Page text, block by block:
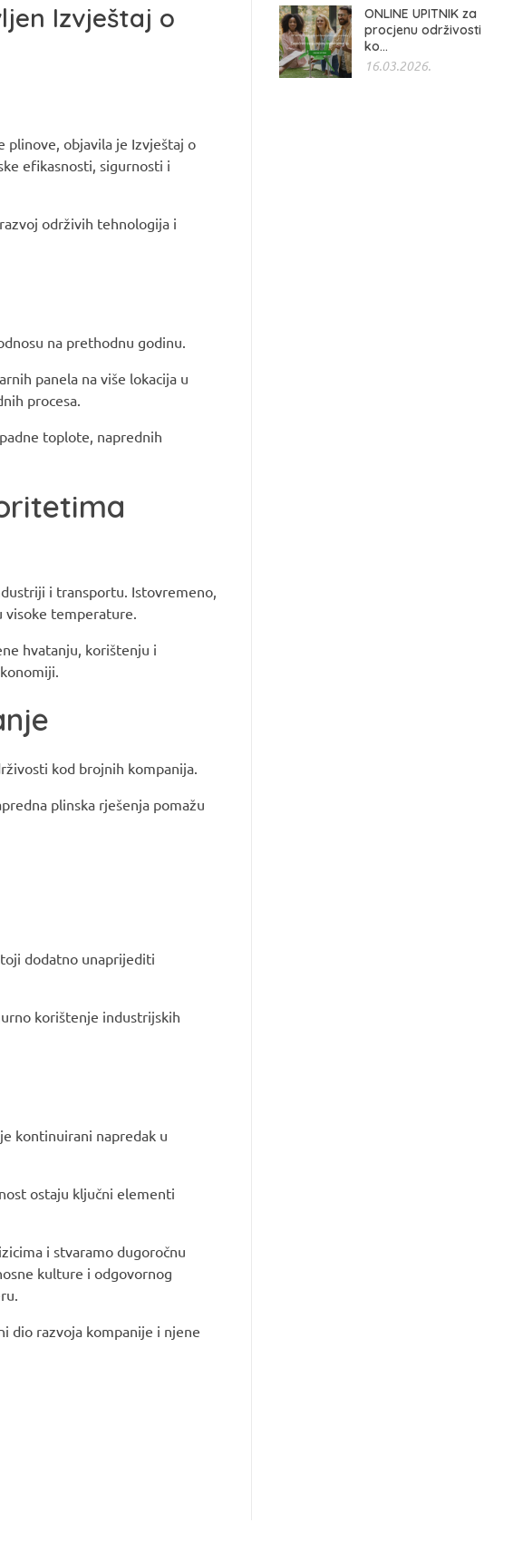
Izvještaj o
plinove, objavila je Izvještaj o
efikasnosti, sigurnosti i
održivih tehnologija i
na prethodnu godinu.
panela na više lokacija u
procesa.
toplote, naprednih
i transportu. Istovremeno,
temperature.
hvatanju, korištenju i
kod brojnih kompanija.
plinska rješenja pomažu
dodatno unaprijediti
korištenje industrijskih
kontinuirani napredak u
ostaju ključni elementi
i stvaramo dugoročnu
kulture i odgovornog
dio razvoja kompanije i njene
ONLINE UPITNIK za
procjenu održivosti
ko...
16.03.2026.